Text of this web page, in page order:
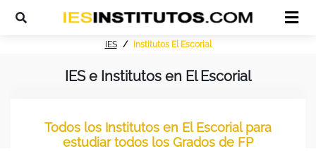
IES Institutos El Escorial
IES e Institutos en El Escorial
Todos los Institutos en El Escorial para
estudiar todos los Grados de FP